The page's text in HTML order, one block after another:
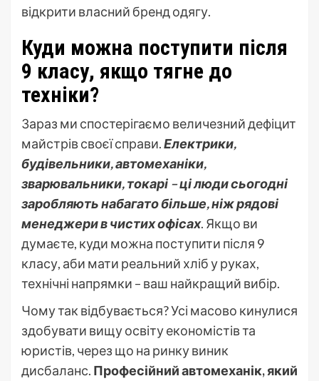
відкрити власний бренд одягу.
Куди можна поступити після
9 класу, якщо тягне до
техніки?
Зараз ми спостерігаємо величезний дефіцит
майстрів своєї справи.Електрики,
будівельники, автомеханіки,
зварювальники, токарі – ці люди сьогодні
заробляють набагато більше, ніж рядові
менеджери в чистих офісах. Якщо ви
думаєте, куди можна поступити після 9
класу, аби мати реальний хліб у руках,
технічні напрямки – ваш найкращий вибір.
Чому так відбувається? Усі масово кинулися
здобувати вищу освіту економістів та
юристів, через що на ринку виник
дисбаланс. Професійний автомеханік, який